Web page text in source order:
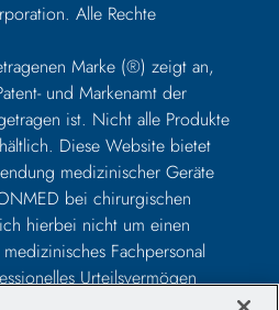
Alle Rechte
Marke (®) zeigt an,
und Markenamt der
ist. Nicht alle Produkte
Diese Website bietet
medizinischer Geräte
bei chirurgischen
hierbei nicht um einen
Fachpersonal
Urteilsvermögen
eines bestimmten